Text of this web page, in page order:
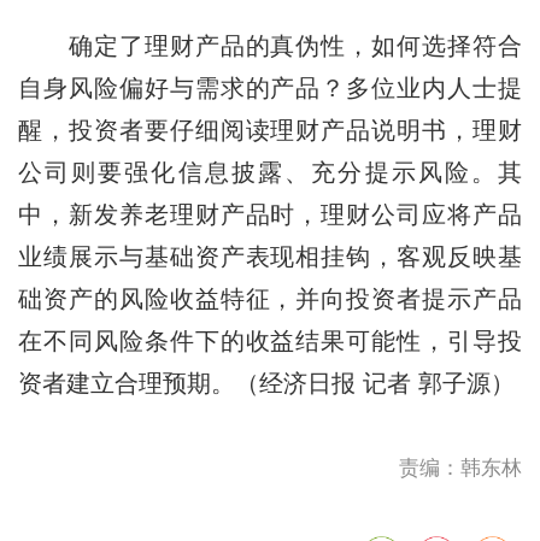
确定了理财产品的真伪性，如何选择符合
自身风险偏好与需求的产品？多位业内人士提
醒，投资者要仔细阅读理财产品说明书，理财
公司则要强化信息披露、充分提示风险。其
中，新发养老理财产品时，理财公司应将产品
业绩展示与基础资产表现相挂钩，客观反映基
础资产的风险收益特征，并向投资者提示产品
在不同风险条件下的收益结果可能性，引导投
资者建立合理预期。（经济日报 记者 郭子源）
责编：韩东林